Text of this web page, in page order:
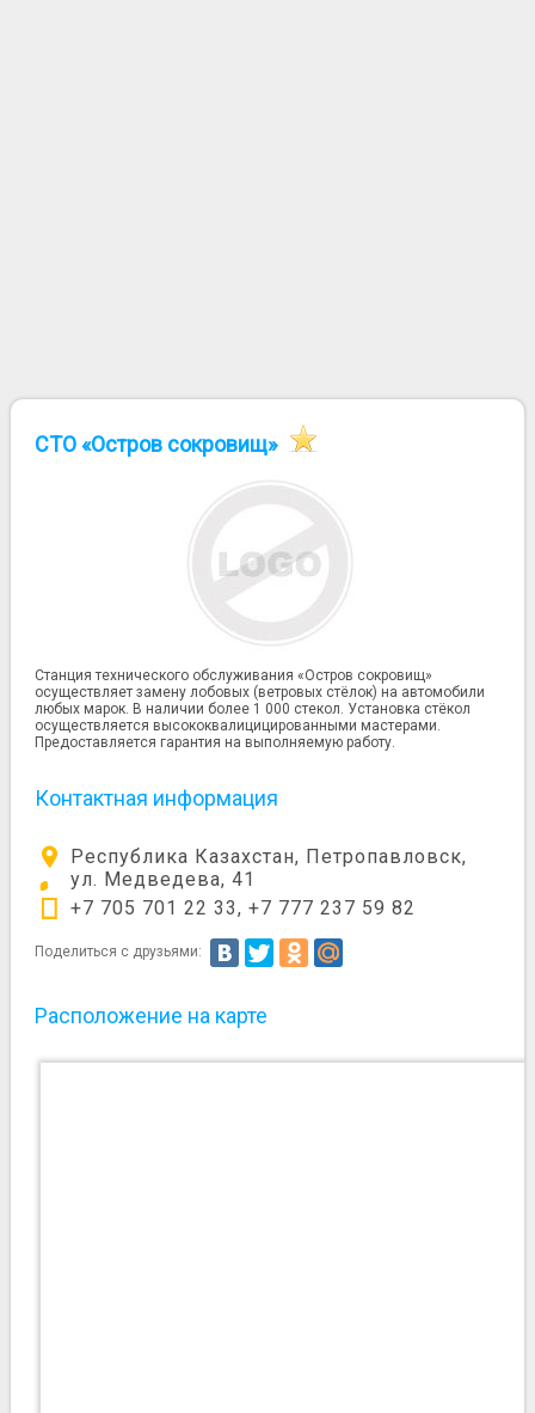
СТО «Остров сокровищ»
Станция технического обслуживания «Остров сокровищ»
осуществляет замену лобовых (ветровых стёлок) на автомобили
любых марок. В наличии более 1 000 стекол. Установка стёкол
осуществляется высококвалицицированными мастерами.
Предоставляется гарантия на выполняемую работу.
Контактная информация
Республика Казахстан, Петропавловск,
ул. Медведева, 41
+7 705 701 22 33, +7 777 237 59 82
Поделиться с друзьями:
Расположение на карте